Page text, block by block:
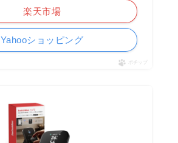
楽天市場
Yahooショッピング
ポチップ